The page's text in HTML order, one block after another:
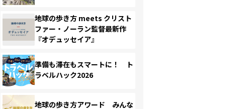
地球の歩き方 meets クリスト
ファー・ノーラン監督最新作
『オデュッセイア』
準備も滞在もスマートに！ ト
ラベルハック2026
地球の歩き方アワード みんな